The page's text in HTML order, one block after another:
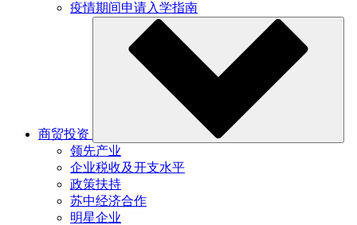
疫情期间申请入学指南
商贸投资
领先产业
企业税收及开支水平
政策扶持
苏中经济合作
明星企业